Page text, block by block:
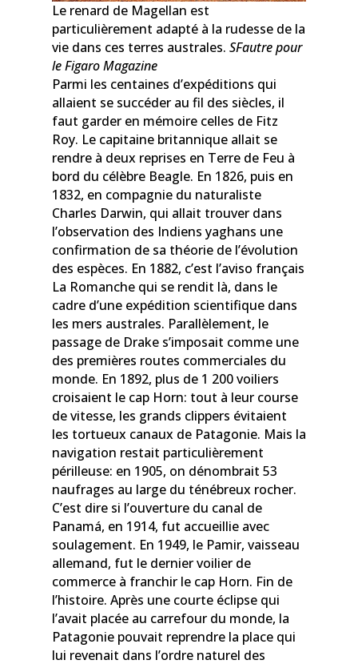
Le renard de Magellan est
particulièrement adapté à la rudesse de la
vie dans ces terres australes. SFautre pour
le Figaro Magazine
Parmi les centaines d’expéditions qui
allaient se succéder au fil des siècles, il
faut garder en mémoire celles de Fitz
Roy. Le capitaine britannique allait se
rendre à deux reprises en Terre de Feu à
bord du célèbre Beagle. En 1826, puis en
1832, en compagnie du naturaliste
Charles Darwin, qui allait trouver dans
l’observation des Indiens yaghans une
confirmation de sa théorie de l’évolution
des espèces. En 1882, c’est l’aviso français
La Romanche qui se rendit là, dans le
cadre d’une expédition scientifique dans
les mers australes. Parallèlement, le
passage de Drake s’imposait comme une
des premières routes commerciales du
monde. En 1892, plus de 1 200 voiliers
croisaient le cap Horn: tout à leur course
de vitesse, les grands clippers évitaient
les tortueux canaux de Patagonie. Mais la
navigation restait particulièrement
périlleuse: en 1905, on dénombrait 53
naufrages au large du ténébreux rocher.
C’est dire si l’ouverture du canal de
Panamá, en 1914, fut accueillie avec
soulagement. En 1949, le Pamir, vaisseau
allemand, fut le dernier voilier de
commerce à franchir le cap Horn. Fin de
l’histoire. Après une courte éclipse qui
l’avait placée au carrefour du monde, la
Patagonie pouvait reprendre la place qui
lui revenait dans l’ordre naturel des